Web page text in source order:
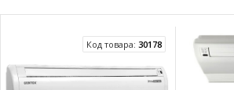
Код товара: 30178